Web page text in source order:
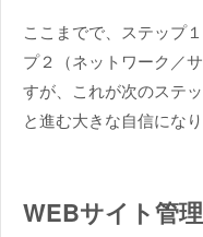
ここまでで、ステップ
プ２（ネットワーク／
すが、これが次のステ
と進む大きな自信になり
WEBサイト管